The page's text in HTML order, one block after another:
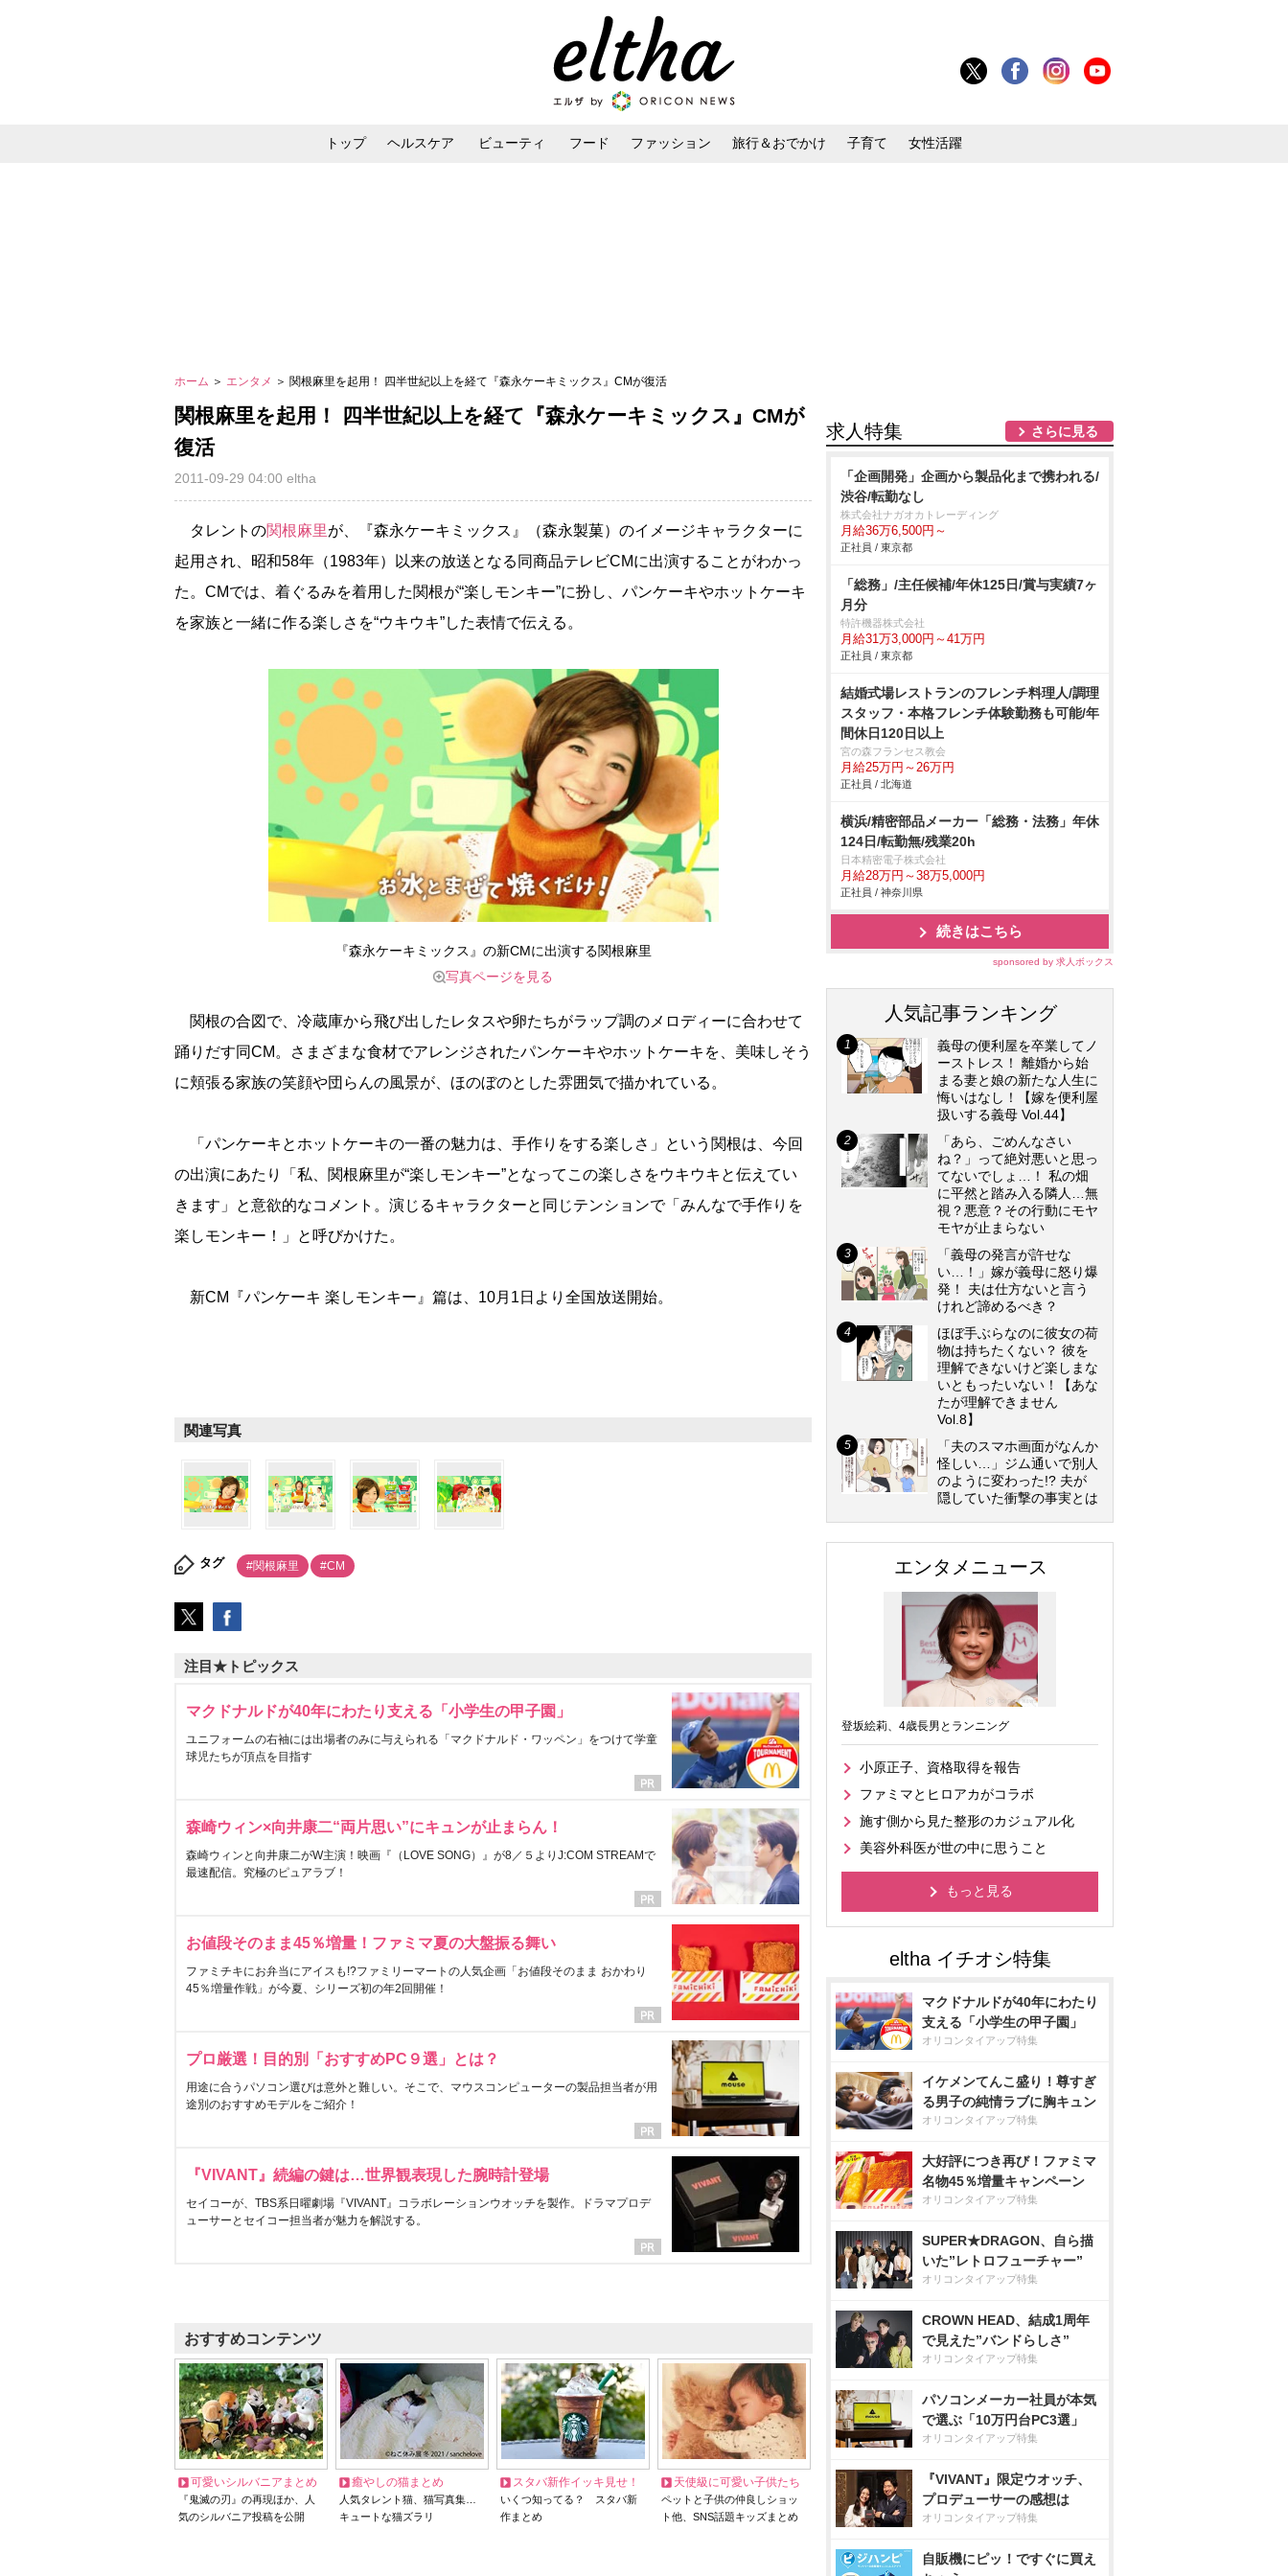
トップ ヘルスケア ビューティ フード ファッション 旅行＆おでかけ 子育て 女性活躍
ホーム ＞ エンタメ ＞ 関根麻里を起用！ 四半世紀以上を経て『森永ケーキミックス』CMが復活
関根麻里を起用！ 四半世紀以上を経て『森永ケーキミックス』CMが
復活
2011-09-29 04:00 eltha
タレントの関根麻里が、『森永ケーキミックス』（森永製菓）のイメージキャラクターに
起用され、昭和58年（1983年）以来の放送となる同商品テレビCMに出演することがわかっ
た。CMでは、着ぐるみを着用した関根が“楽しモンキー”に扮し、パンケーキやホットケーキ
を家族と一緒に作る楽しさを“ウキウキ”した表情で伝える。
『森永ケーキミックス』の新CMに出演する関根麻里
写真ページを見る
関根の合図で、冷蔵庫から飛び出したレタスや卵たちがラップ調のメロディーに合わせて
踊りだす同CM。さまざまな食材でアレンジされたパンケーキやホットケーキを、美味しそう
に頬張る家族の笑顔や団らんの風景が、ほのぼのとした雰囲気で描かれている。
「パンケーキとホットケーキの一番の魅力は、手作りをする楽しさ」という関根は、今回
の出演にあたり「私、関根麻里が“楽しモンキー”となってこの楽しさをウキウキと伝えてい
きます」と意欲的なコメント。演じるキャラクターと同じテンションで「みんなで手作りを
楽しモンキー！」と呼びかけた。
新CM『パンケーキ 楽しモンキー』篇は、10月1日より全国放送開始。
関連写真
タグ #関根麻里 #CM
注目★トピックス
マクドナルドが40年にわたり支える「小学生の甲子園」
ユニフォームの右袖には出場者のみに与えられる「マクドナルド・ワッペン」をつけて学童
球児たちが頂点を目指す
森崎ウィン×向井康二“両片思い”にキュンが止まらん！
森崎ウィンと向井康二がW主演！映画『（LOVE SONG）』が8／５よりJ:COM STREAMで
最速配信。究極のピュアラブ！
お値段そのまま45％増量！ファミマ夏の大盤振る舞い
ファミチキにお弁当にアイスも!?ファミリーマートの人気企画「お値段そのまま おかわり
45％増量作戦」が今夏、シリーズ初の年2回開催！
プロ厳選！目的別「おすすめPC９選」とは？
用途に合うパソコン選びは意外と難しい。そこで、マウスコンピューターの製品担当者が用
途別のおすすめモデルをご紹介！
『VIVANT』続編の鍵は…世界観表現した腕時計登場
セイコーが、TBS系日曜劇場『VIVANT』コラボレーションウオッチを製作。ドラマプロデ
ューサーとセイコー担当者が魅力を解説する。
おすすめコンテンツ
可愛いシルバニアまとめ
『鬼滅の刃』の再現ほか、人
気のシルバニア投稿を公開
癒やしの猫まとめ
人気タレント猫、猫写真集…
キュートな猫ズラリ
スタバ新作イッキ見せ！
いくつ知ってる？ スタバ新
作まとめ
天使級に可愛い子供たち
ペットと子供の仲良しショッ
ト他、SNS話題キッズまとめ
求人特集 さらに見る
「企画開発」企画から製品化まで携われる/
渋谷/転勤なし
株式会社ナガオカトレーディング
月給36万6,500円～
正社員 / 東京都
「総務」/主任候補/年休125日/賞与実績7ヶ
月分
特許機器株式会社
月給31万3,000円～41万円
正社員 / 東京都
結婚式場レストランのフレンチ料理人/調理
スタッフ・本格フレンチ体験勤務も可能/年
間休日120日以上
宮の森フランセス教会
月給25万円～26万円
正社員 / 北海道
横浜/精密部品メーカー「総務・法務」年休
124日/転勤無/残業20h
日本精密電子株式会社
月給28万円～38万5,000円
正社員 / 神奈川県
続きはこちら
sponsored by 求人ボックス
人気記事ランキング
義母の便利屋を卒業してノ
ーストレス！ 離婚から始
まる妻と娘の新たな人生に
悔いはなし！【嫁を便利屋
扱いする義母 Vol.44】
「あら、ごめんなさい
ね？」って絶対悪いと思っ
てないでしょ…！ 私の畑
に平然と踏み入る隣人…無
視？悪意？その行動にモヤ
モヤが止まらない
「義母の発言が許せな
い…！」嫁が義母に怒り爆
発！ 夫は仕方ないと言う
けれど諦めるべき？
ほぼ手ぶらなのに彼女の荷
物は持ちたくない？ 彼を
理解できないけど楽しまな
いともったいない！【あな
たが理解できません
Vol.8】
「夫のスマホ画面がなんか
怪しい…」ジム通いで別人
のように変わった!? 夫が
隠していた衝撃の事実とは
エンタメニュース
登坂絵莉、4歳長男とランニング
小原正子、資格取得を報告
ファミマとヒロアカがコラボ
施す側から見た整形のカジュアル化
美容外科医が世の中に思うこと
もっと見る
マクドナルドが40年にわたり
支える「小学生の甲子園」
オリコンタイアップ特集
イケメンてんこ盛り！尊すぎ
る男子の純情ラブに胸キュン
オリコンタイアップ特集
大好評につき再び！ファミマ
名物45％増量キャンペーン
オリコンタイアップ特集
SUPER★DRAGON、自ら描
いた”レトロフューチャー”
オリコンタイアップ特集
CROWN HEAD、結成1周年
で見えた”バンドらしさ”
オリコンタイアップ特集
パソコンメーカー社員が本気
で選ぶ「10万円台PC3選」
オリコンタイアップ特集
『VIVANT』限定ウオッチ、
プロデューサーの感想は
オリコンタイアップ特集
自販機にピッ！ですぐに買え